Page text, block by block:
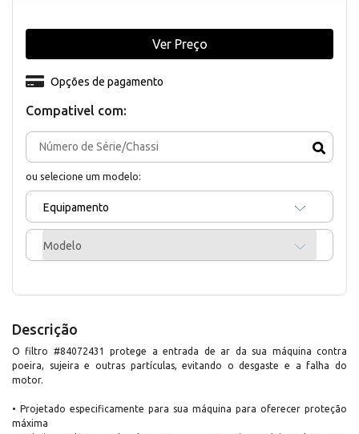
Compativel com:
ou selecione um modelo:
Equipamento
Modelo
Opções de pagamento
Ver Preço
Descrição
O filtro #84072431 protege a entrada de ar da sua máquina contra
poeira, sujeira e outras partículas, evitando o desgaste e a falha do
motor.
• Projetado especificamente para sua máquina para oferecer proteção
máxima